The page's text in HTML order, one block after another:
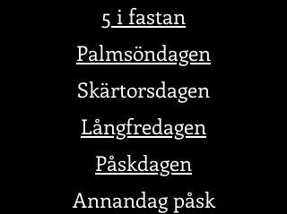
5 i fastan
Palmsöndagen
Skärtorsdagen
Långfredagen
Påskdagen
Annandag påsk